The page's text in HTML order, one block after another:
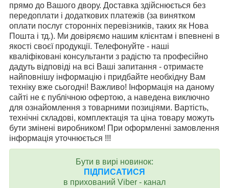
прямо до Вашого двору. Доставка здійснюється без
передоплати і додаткових платежів (за винятком
оплати послуг сторонніх перевізників, таких як Нова
Пошта і тд.). Ми довіряємо нашим клієнтам і впевнені в
якості своєї продукції. Телефонуйте - наші
кваліфіковані консультанти з радістю та професійно
дадуть відповіді на всі Ваші запитання - отримаєте
найповнішу інформацію і придбайте необхідну Вам
техніку вже сьогодні! Важливо! Інформація на даному
сайті не є публічною офертою, а наведена виключно
для ознайомлення з товарними позиціями. Вартість,
технічні складові, комплектація та ціна товару можуть
бути змінені виробником! При оформленні замовлення
інформація уточнюється !!!
Бути в вирі новинок:
ПІДПИСАТИСЯ
в прихований Viber - канал